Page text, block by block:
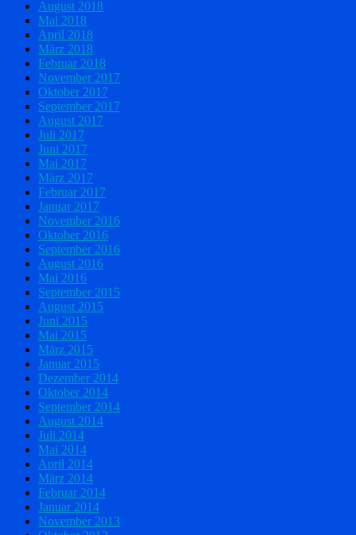
August 2018
Mai 2018
April 2018
März 2018
Februar 2018
November 2017
Oktober 2017
September 2017
August 2017
Juli 2017
Juni 2017
Mai 2017
März 2017
Februar 2017
Januar 2017
November 2016
Oktober 2016
September 2016
August 2016
Mai 2016
September 2015
August 2015
Juni 2015
Mai 2015
März 2015
Januar 2015
Dezember 2014
Oktober 2014
September 2014
August 2014
Juli 2014
Mai 2014
April 2014
März 2014
Februar 2014
Januar 2014
November 2013